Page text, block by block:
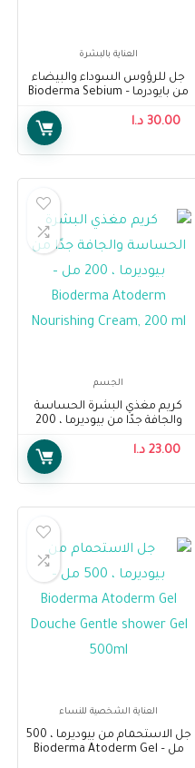
العناية بالبشرة
جل للرؤوس السوداء والبيضاء
من بايودرما – Bioderma Sebium
30.00 د.ا
الجسم
كريم مغذي البشرة الحساسة
والجافة جدًا من بيوديرما ، 200
Nourishing Cream, 200 ml
23.00 د.ا
العناية الشخصية للنساء
جل الاستحمام من بيوديرما ، 500
مل – Bioderma Atoderm Gel